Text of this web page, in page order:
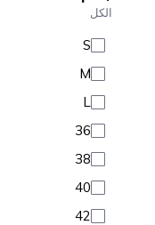
باريو وفساتين بحر
الكل
S
M
L
36
38
40
42